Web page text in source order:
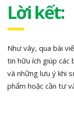
Lời kết:
Như vây, qua bài
tin hữu ích giúp các
và những lưu ý khi
phẩm hoặc cần tư